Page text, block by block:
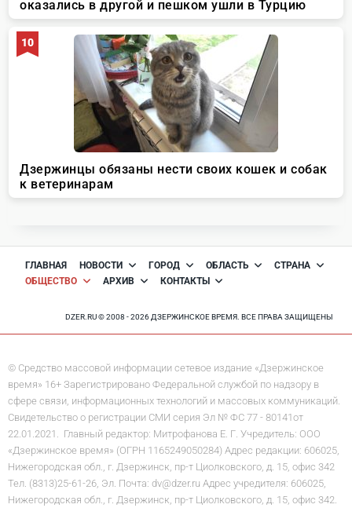
ГЛАВНАЯ НОВОСТИ ГОРОД ОБЛАСТЬ
СТРАНА
ОБЩЕСТВО
АРХИВ КОНТАКТЫ
DZER.RU © 2008 - 2026 ДЗЕРЖИНСКОЕ ВРЕМЯ. ВСЕ ПРАВА ЗАЩИЩЕНЫ
© Средство массовой информации сетевое издание «Дзержинское
время» 16+ Зарегистрировано Федеральной службой по надзору в
сфере связи, информационных технологий и массовых коммуникаций.
Свидетельство о регистрации СМИ серия Эл № ФС 77 - 80141от
22.01.2021. Главный редактор: Митрофанова Е. Г. Учредитель: ООО
«Дзержинское время» (ОГРН 1165249050284) Адрес редакции: 606025,
Нижегородская обл., г. Дзержинск, пр-т Циолковского, д. 15, офис 342
Тел. (8313)25-61-26, Эл. Почта: dv@dzer.ru Адрес учредителя: 606025,
Нижегородская обл., г. Дзержинск, пр-т Циолковского, д. 15, офис 342.